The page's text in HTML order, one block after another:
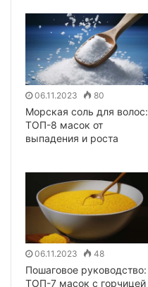
06.11.2023 80
Морская соль для волос:
ТОП-8 масок от
выпадения и роста
06.11.2023 48
Пошаговое руководство:
ТОП-7 масок с горчицей